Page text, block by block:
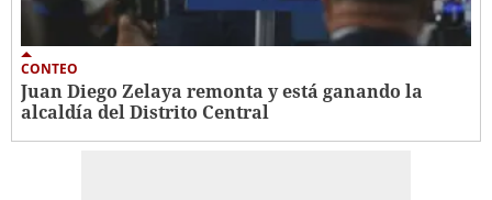
CONTEO
Juan Diego Zelaya remonta y está ganando la
alcaldía del Distrito Central